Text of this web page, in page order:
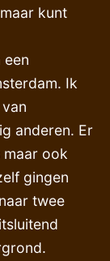
kunt
Ik
anderen. Er
ook
gingen
twee